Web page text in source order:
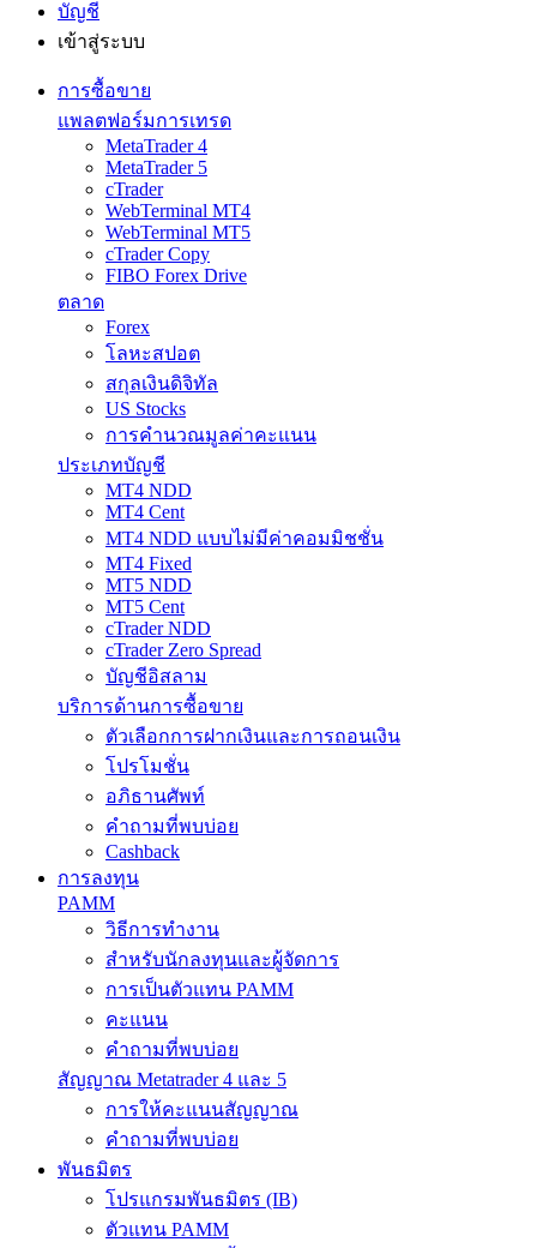
บัญชี
เข้าสู่ระบบ
การซื้อขาย
แพลตฟอร์มการเทรด
MetaTrader 4
MetaTrader 5
cTrader
WebTerminal MT4
WebTerminal MT5
cTrader Copy
FIBO Forex Drive
ตลาด
Forex
โลหะสปอต
สกุลเงินดิจิทัล
US Stocks
การคำนวณมูลค่าคะแนน
ประเภทบัญชี
MT4 NDD
MT4 Cent
MT4 NDD แบบไม่มีค่าคอมมิชชั่น
MT4 Fixed
MT5 NDD
MT5 Cent
cTrader NDD
cTrader Zero Spread
บัญชีอิสลาม
บริการด้านการซื้อขาย
ตัวเลือกการฝากเงินและการถอนเงิน
โปรโมชั่น
อภิธานศัพท์
คำถามที่พบบ่อย
Cashback
การลงทุน
PAMM
วิธีการทำงาน
สำหรับนักลงทุนและผู้จัดการ
การเป็นตัวแทน PAMM
คะแนน
คำถามที่พบบ่อย
สัญญาณ Metatrader 4 และ 5
การให้คะแนนสัญญาณ
คำถามที่พบบ่อย
พันธมิตร
โปรแกรมพันธมิตร (IB)
ตัวแทน PAMM